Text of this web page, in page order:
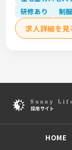
研修あり
制
求人詳細を見
HOME